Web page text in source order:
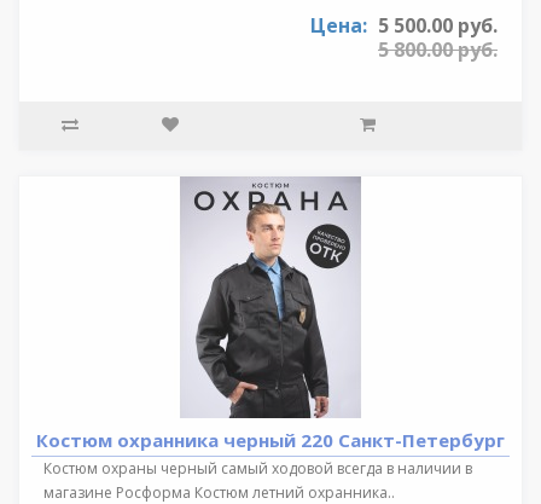
Цена: 5 500.00 руб.
5 800.00 руб.
Костюм охранника черный 220 Санкт-Петербург
Костюм охраны черный самый ходовой всегда в наличии в
магазине Росформа Костюм летний охранника..